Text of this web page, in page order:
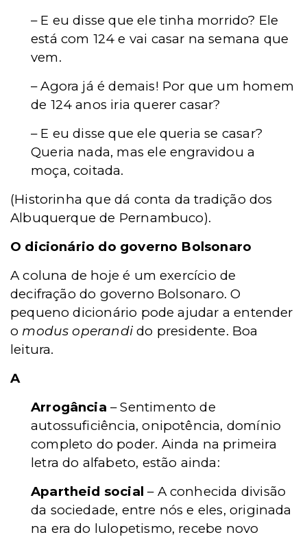
– E eu disse que ele tinha morrido? Ele
está com 124 e vai casar na semana que
vem.
– Agora já é demais! Por que um homem
de 124 anos iria querer casar?
– E eu disse que ele queria se casar?
Queria nada, mas ele engravidou a
moça, coitada.
(Historinha que dá conta da tradição dos
Albuquerque de Pernambuco).
O dicionário do governo Bolsonaro
A coluna de hoje é um exercício de
decifração do governo Bolsonaro. O
pequeno dicionário pode ajudar a entender
o modus operandi do presidente. Boa
leitura.
A
Arrogância – Sentimento de
autossuficiência, onipotência, domínio
completo do poder. Ainda na primeira
letra do alfabeto, estão ainda:
Apartheid social – A conhecida divisão
da sociedade, entre nós e eles, originada
na era do lulopetismo, recebe novo